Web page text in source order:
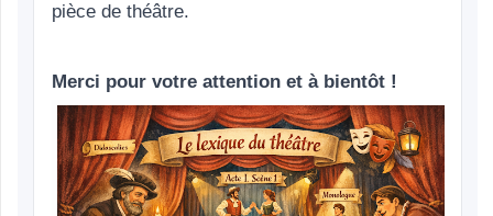
pièce de théâtre.
Merci pour votre attention et à bientôt !